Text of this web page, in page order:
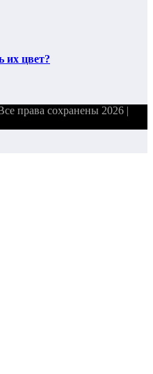
их цвет?
права сохранены 2026 |